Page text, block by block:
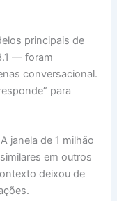
principais de
— foram
conversacional.
para
A janela de 1 milhão
em outros
deixou de